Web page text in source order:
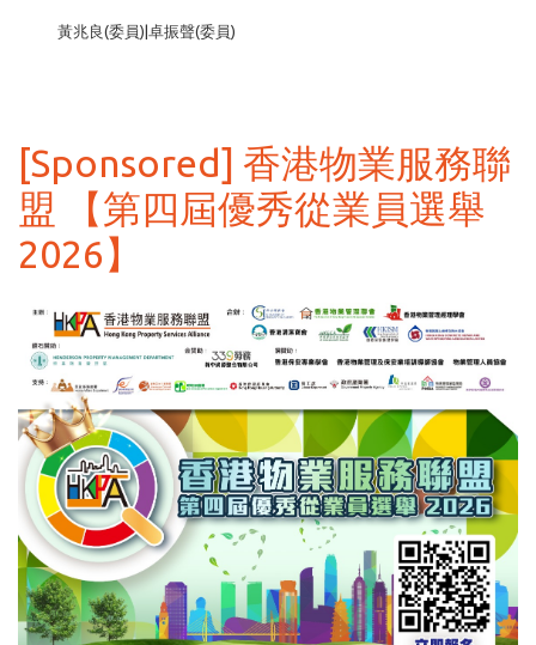
黃兆良(委員)|卓振聲(委員)
[Sponsored] 香港物業服務聯
盟 【第四屆優秀從業員選舉
2026】